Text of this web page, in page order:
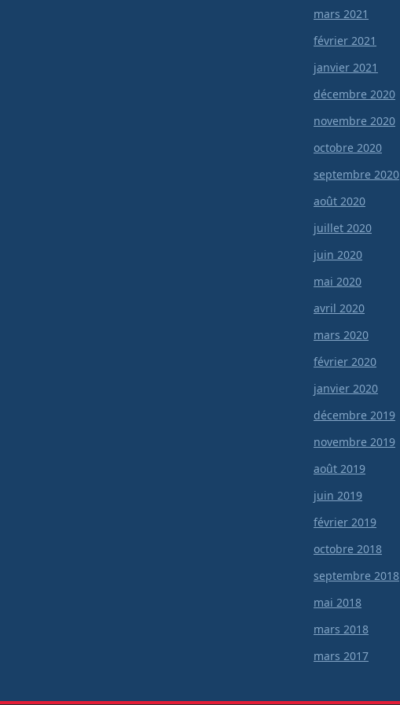
mars 2021
février 2021
janvier 2021
décembre 2020
novembre 2020
octobre 2020
septembre 2020
août 2020
juillet 2020
juin 2020
mai 2020
avril 2020
mars 2020
février 2020
janvier 2020
décembre 2019
novembre 2019
août 2019
juin 2019
février 2019
octobre 2018
septembre 2018
mai 2018
mars 2018
mars 2017